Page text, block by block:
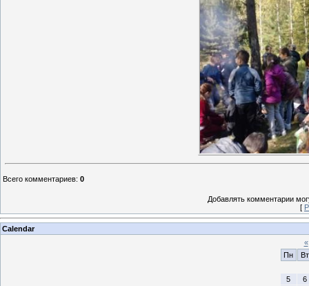
Всего комментариев: 0
Добавлять комментарии
[
Calendar
«
Пн
Вт
5
6